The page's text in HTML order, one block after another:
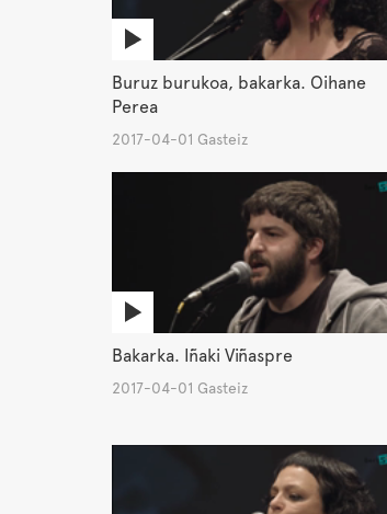
Buruz burukoa, bakarka. Oihane
Perea
2017-04-01 Gasteiz
Bakarka. Iñaki Viñaspre
2017-04-01 Gasteiz